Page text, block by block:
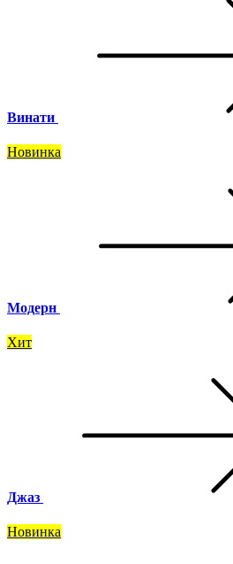
Винати
Новинка
Модерн
Хит
Джаз
Новинка